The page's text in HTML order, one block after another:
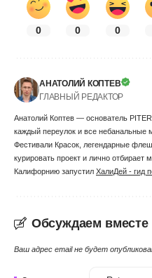
0 0 0
АНАТОЛИЙ КОПТЕВ
ГЛАВНЫЙ РЕДАКТОР
Анатолий Коптев — основатель
каждый переулок и все небанальные
Фестивали Красок, легендарные
курировать проект и лично отбирает
Калифорнию запустил ХалиДей - гид
Обсуждаем вместе
Ваш адрес email не будет